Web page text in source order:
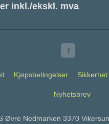
inkl./ekskl. mva
Kjøpsbetingelser
Nyhetsbrev
Øvre Nedmarken 3370